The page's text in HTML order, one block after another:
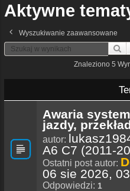
Aktywne
Wyszukiwanie zaawansowane
Znaleziono 5
Awaria
jazdy,
autor:
A6 C7 (2011-
Ostatni post autor:
06 sie 2026,
Odpowiedzi: 1